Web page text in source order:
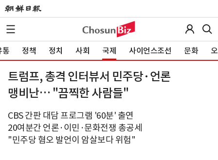
통 정책 정치 사회 국제 사이언스조선 문화
트럼프, 총격 인터뷰서 민주당·언론
맹비난… "끔찍한 사람들"
CBS 간판 대담 프로그램 '60분' 출연
20여분간 언론·이민·문화전쟁 총공세
"민주당 혐오 발언이 암살보다 위험"